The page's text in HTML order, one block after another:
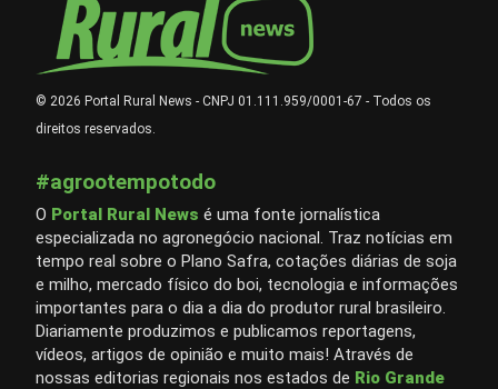
© 2026 Portal Rural News - CNPJ 01.111.959/0001-67 - Todos os
direitos reservados.
#agrootempotodo
O Portal Rural News é uma fonte jornalística
especializada no agronegócio nacional. Traz notícias em
tempo real sobre o Plano Safra, cotações diárias de soja
e milho, mercado físico do boi, tecnologia e informações
importantes para o dia a dia do produtor rural brasileiro.
Diariamente produzimos e publicamos reportagens,
vídeos, artigos de opinião e muito mais! Através de
nossas editorias regionais nos estados de Rio Grande